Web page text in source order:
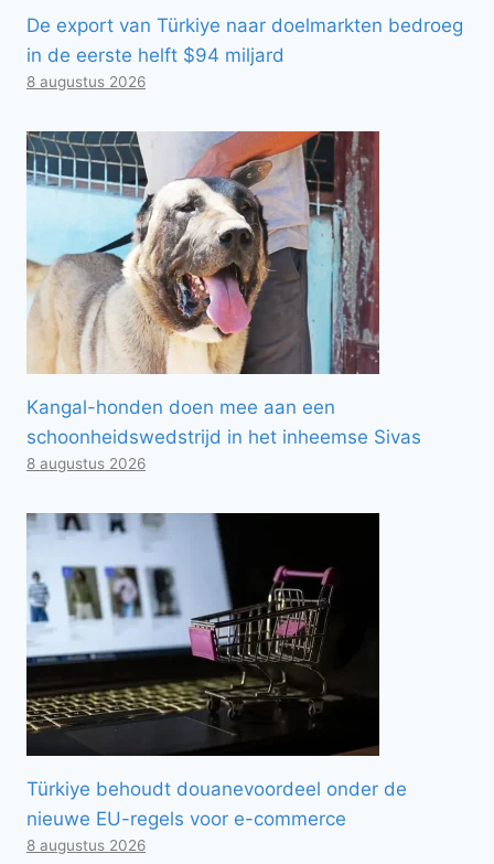
De export van Türkiye naar doelmarkten bedroeg
in de eerste helft $94 miljard
8 augustus 2026
Kangal-honden doen mee aan een
schoonheidswedstrijd in het inheemse Sivas
8 augustus 2026
Türkiye behoudt douanevoordeel onder de
nieuwe EU-regels voor e-commerce
8 augustus 2026